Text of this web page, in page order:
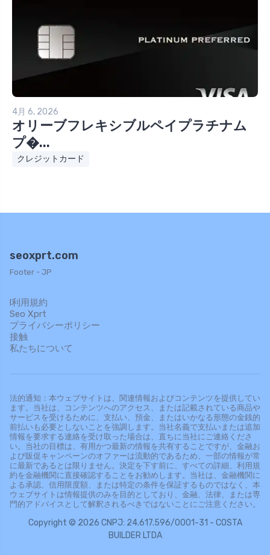
4月 6, 2026
オリーブフレキシブルペイプラチナム
プ�...
クレジットカード
seoxprt.com
Footer - JP
l利用規約
Seo Xprt
プライバシーポリシー
接触
私たちについて
法的通知：本ウェブサイトは、関連情報およびコンテンツを提供してい
ます。当社は、コンテンツへのアクセス、または記載されている商品や
サービスを受けるために、支払い、預金、またはいかなる形態の金銭的
前払いも必要としないことを強調します。当社名義で支払いまたは追加
情報を要求する連絡を受け取った場合は、直ちに当社にご連絡くださ
い。当社の目標は、有用かつ最新の情報を共有することですが、金融お
よび販促キャンペーンのオファーは流動的であるため、一部の情報が常
に最新であるとは限りません。決定を下す前に、すべての詳細、利用規
約を金融機関に直接確認することをお勧めします。当社は、金融機関に
よる承認、信用限度額、または特定の条件を保証するものではなく、本
ウェブサイトは情報提供のみを目的としており、金融、法律、または専
門的アドバイスとして解釈されるべきではないことにご注意ください。
Copyright © 2026 CNPJ: 24.617.596/0001-31 - COSTA
BUILDER LTDA